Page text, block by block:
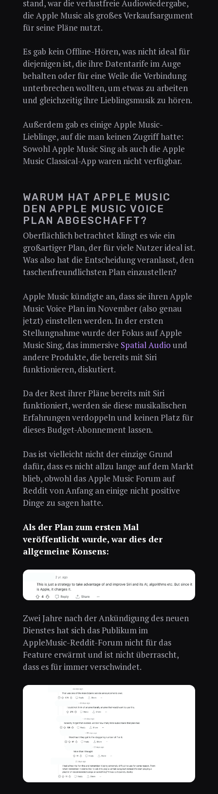
stand, war die verlustfreie Audiowiedergabe,
die Apple Music als großes Verkaufsargument
für seine Pläne nutzt.
Es gab kein Offline-Hören, was nicht ideal für
diejenigen ist, die ihre Datentarife im Auge
behalten oder für eine Weile die Verbindung
unterbrechen wollten, um etwas zu arbeiten
und gleichzeitig ihre Lieblingsmusik zu hören.
Außerdem gab es einige Apple Music-
Lieblinge, auf die man keinen Zugriff hatte:
Sowohl Apple Music Sing als auch die Apple
Music Classical-App waren nicht verfügbar.
WARUM HAT APPLE MUSIC
DEN APPLE MUSIC VOICE
PLAN ABGESCHAFFT?
Oberflächlich betrachtet klingt es wie ein
großartiger Plan, der für viele Nutzer ideal ist.
Was also hat die Entscheidung veranlasst, den
taschenfreundlichsten Plan einzustellen?
Apple Music kündigte an, dass sie ihren Apple
Music Voice Plan im November (also genau
jetzt) einstellen werden. In der ersten
Stellungnahme wurde der Fokus auf Apple
Music Sing, das immersive Spatial Audio und
andere Produkte, die bereits mit Siri
funktionieren, diskutiert.
Da der Rest ihrer Pläne bereits mit Siri
funktioniert, werden sie diese musikalischen
Erfahrungen verdoppeln und keinen Platz für
dieses Budget-Abonnement lassen.
Das ist vielleicht nicht der einzige Grund
dafür, dass es nicht allzu lange auf dem Markt
blieb, obwohl das Apple Music Forum auf
Reddit von Anfang an einige nicht positive
Dinge zu sagen hatte.
Als der Plan zum ersten Mal
veröffentlicht wurde, war dies der
allgemeine Konsens:
Zwei Jahre nach der Ankündigung des neuen
Dienstes hat sich das Publikum im
AppleMusic-Reddit-Forum nicht für das
Feature erwärmt und ist nicht überrascht,
dass es für immer verschwindet.